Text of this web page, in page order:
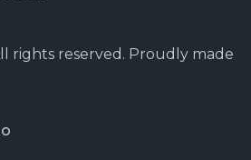
rights reserved. Proudly made